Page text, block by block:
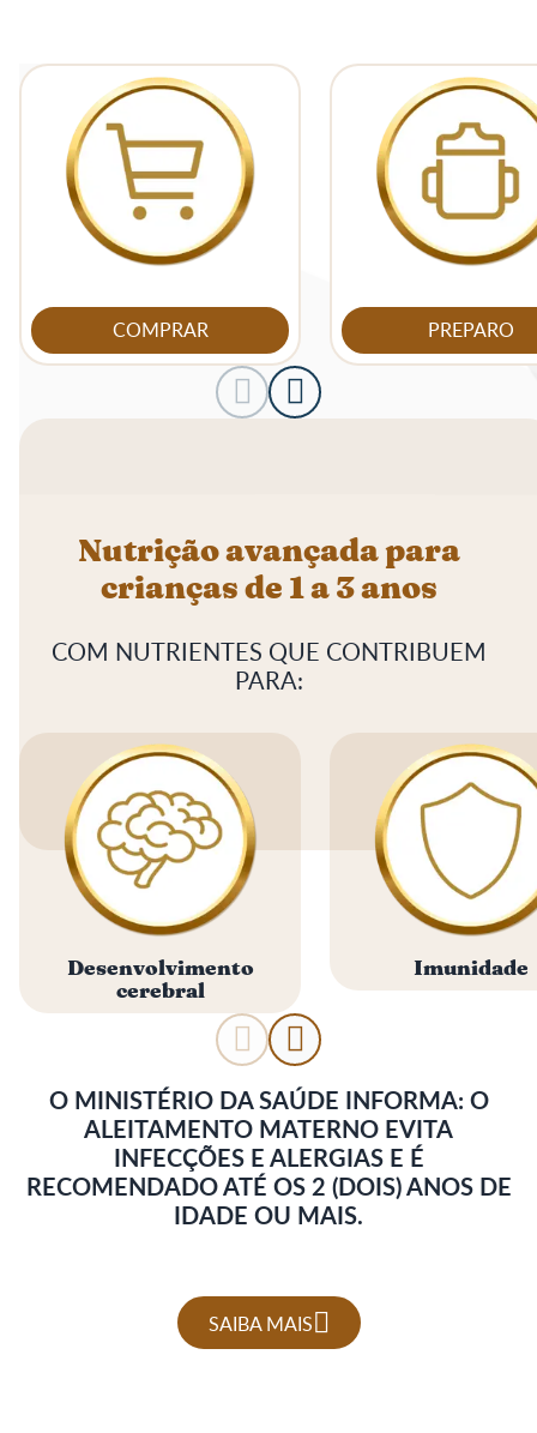
View details
COMPRAR
View details
PREPARO
Nutrição avançada para
crianças de 1 a 3 anos
COM NUTRIENTES QUE CONTRIBUEM
PARA:
Desenvolvimento
cerebral
Imunidade
O MINISTÉRIO DA SAÚDE INFORMA: O
ALEITAMENTO MATERNO EVITA
INFECÇÕES E ALERGIAS E É
RECOMENDADO ATÉ OS 2 (DOIS) ANOS DE
IDADE OU MAIS.
SAIBA MAIS